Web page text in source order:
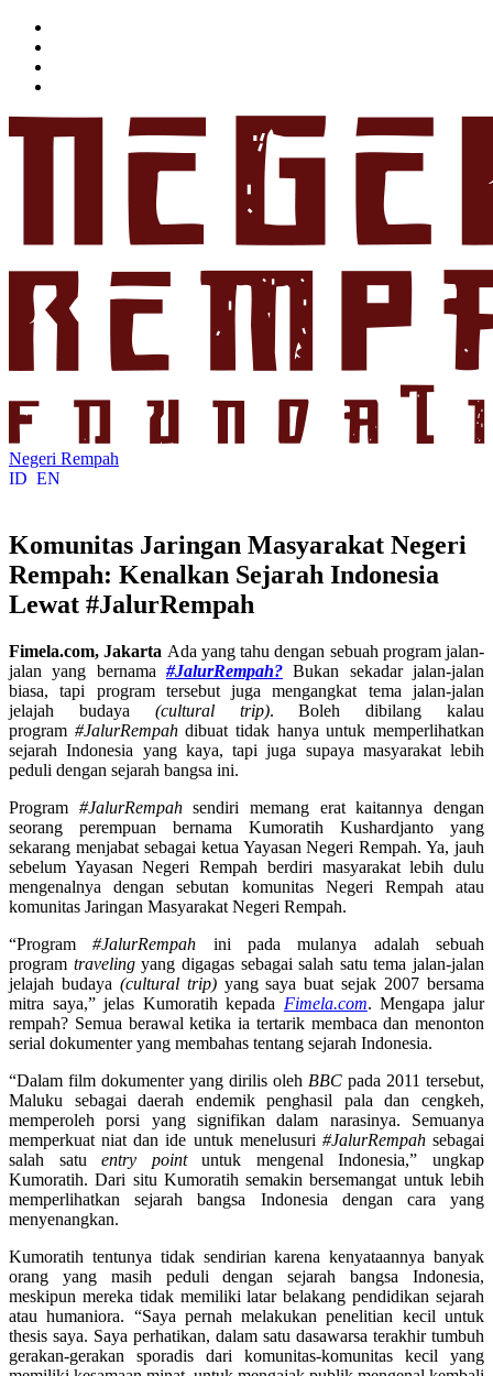
Negeri Rempah
ID EN
Komunitas Jaringan Masyarakat Negeri
Rempah: Kenalkan Sejarah Indonesia
Lewat #JalurRempah
Fimela.com, Jakarta Ada yang tahu dengan sebuah program jalan-
jalan yang bernama #JalurRempah? Bukan sekadar jalan-jalan
biasa, tapi program tersebut juga mengangkat tema jalan-jalan
jelajah budaya (cultural trip). Boleh dibilang kalau
program #JalurRempahdibuat tidak hanya untuk memperlihatkan
sejarah Indonesia yang kaya, tapi juga supaya masyarakat lebih
peduli dengan sejarah bangsa ini.
Program #JalurRempahsendiri memang erat kaitannya dengan
seorang perempuan bernama Kumoratih Kushardjanto yang
sekarang menjabat sebagai ketua Yayasan Negeri Rempah. Ya, jauh
sebelum Yayasan Negeri Rempah berdiri masyarakat lebih dulu
mengenalnya dengan sebutan komunitas Negeri Rempah atau
komunitas Jaringan Masyarakat Negeri Rempah.
“Program#JalurRempah ini pada mulanya adalah sebuah
program travelingyang digagas sebagai salah satu tema jalan-jalan
jelajah budaya (cultural trip)yang saya buat sejak 2007 bersama
mitra saya,” jelas Kumoratih kepada Fimela.com. Mengapa jalur
rempah? Semua berawal ketika ia tertarik membaca dan menonton
serial dokumenter yang membahas tentang sejarah Indonesia.
“Dalam film dokumenter yang dirilis oleh BBC pada 2011 tersebut,
Maluku sebagai daerah endemik penghasil pala dan cengkeh,
memperoleh porsi yang signifikan dalam narasinya. Semuanya
memperkuat niat dan ide untuk menelusuri #JalurRempahsebagai
salah satuentry pointuntuk mengenal Indonesia,” ungkap
Kumoratih. Dari situ Kumoratih semakin bersemangat untuk lebih
memperlihatkan sejarah bangsa Indonesia dengan cara yang
menyenangkan.
Kumoratih tentunya tidak sendirian karena kenyataannya banyak
orang yang masih peduli dengan sejarah bangsa Indonesia,
meskipun mereka tidak memiliki latar belakang pendidikan sejarah
atau humaniora. “Saya pernah melakukan penelitian kecil untuk
thesis saya. Saya perhatikan, dalam satu dasawarsa terakhir tumbuh
gerakan-gerakan sporadis dari komunitas-komunitas kecil yang